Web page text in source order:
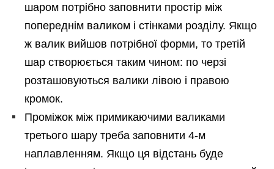
шаром потрібно заповнити простір між
попереднім валиком і стінками розділу. Якщо
ж валик вийшов потрібної форми, то третій
шар створюється таким чином: по черзі
розташовуються валики лівою і правою
кромок.
Проміжок між примикаючими валиками
третього шару треба заповнити 4-м
наплавленням. Якщо ця відстань буде